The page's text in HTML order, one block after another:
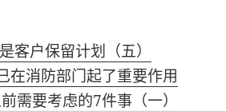
客户保留计划（五）
在消防部门起了重要作用
需要考虑的7件事（一）